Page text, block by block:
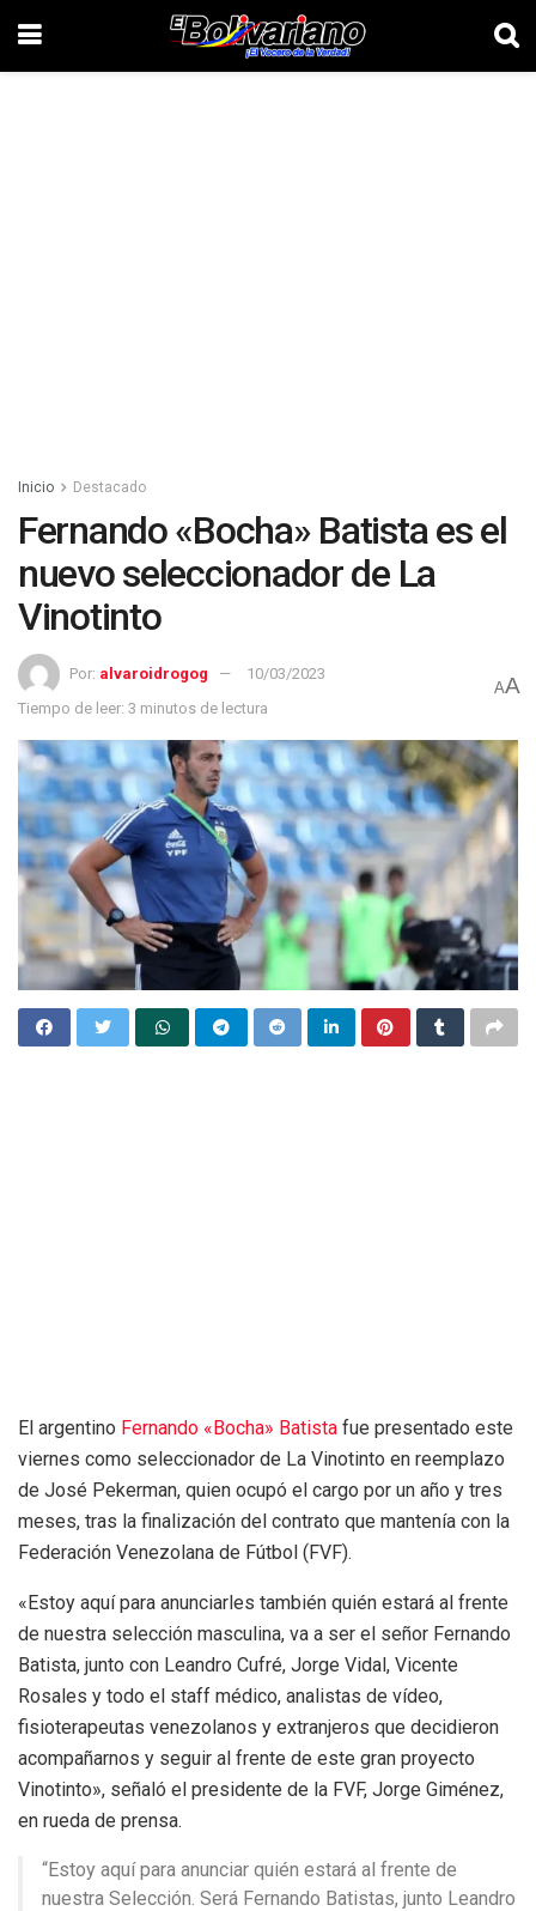
Inicio Destacado
Fernando «Bocha» Batista es el
nuevo seleccionador de La
Vinotinto
Por: alvaroidrogog
10/03/2023
Tiempo de leer: 3 minutos de lectura
AA
El argentino Fernando «Bocha» Batista fue presentado este
viernes como seleccionador de La Vinotinto en reemplazo
de José Pekerman, quien ocupó el cargo por un año y tres
meses, tras la finalización del contrato que mantenía con la
Federación Venezolana de Fútbol (FVF).
«Estoy aquí para anunciarles también quién estará al frente
de nuestra selección masculina, va a ser el señor Fernando
Batista, junto con Leandro Cufré, Jorge Vidal, Vicente
Rosales y todo el staff médico, analistas de vídeo,
fisioterapeutas venezolanos y extranjeros que decidieron
acompañarnos y seguir al frente de este gran proyecto
Vinotinto», señaló el presidente de la FVF, Jorge Giménez,
en rueda de prensa.
“Estoy aquí para anunciar quién estará al frente de
nuestra Selección. Será Fernando Batistas, junto Leandro